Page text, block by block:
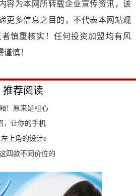
容为本网所转载企业宣传资讯，该
更多信息之目的，不代表本网站观
慎重核实！任何投资加盟均有风
慎！
推荐阅读
！原来是粗心
，让你的手机
上角的设计e
四款不同价位的
花长裙配腰带时